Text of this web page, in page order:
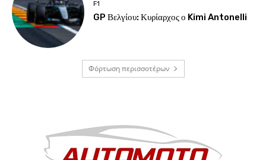
F1
GP Βελγίου: Κυρίαρχος ο Kimi Antonelli
Φόρτωση περισσοτέρων